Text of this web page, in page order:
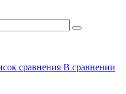
сравнения В сравнении